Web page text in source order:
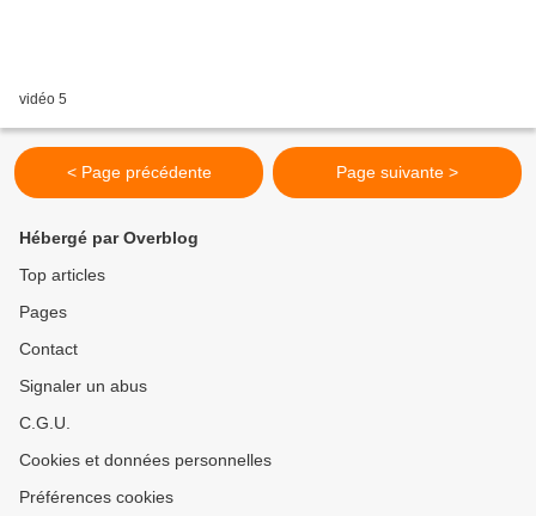
vidéo 5
< Page précédente Page suivante >
Hébergé par Overblog
Top articles
Pages
Contact
Signaler un abus
C.G.U.
Cookies et données personnelles
Préférences cookies